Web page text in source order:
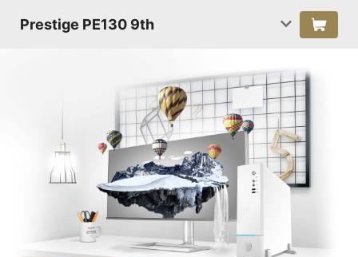
Prestige PE130 9th